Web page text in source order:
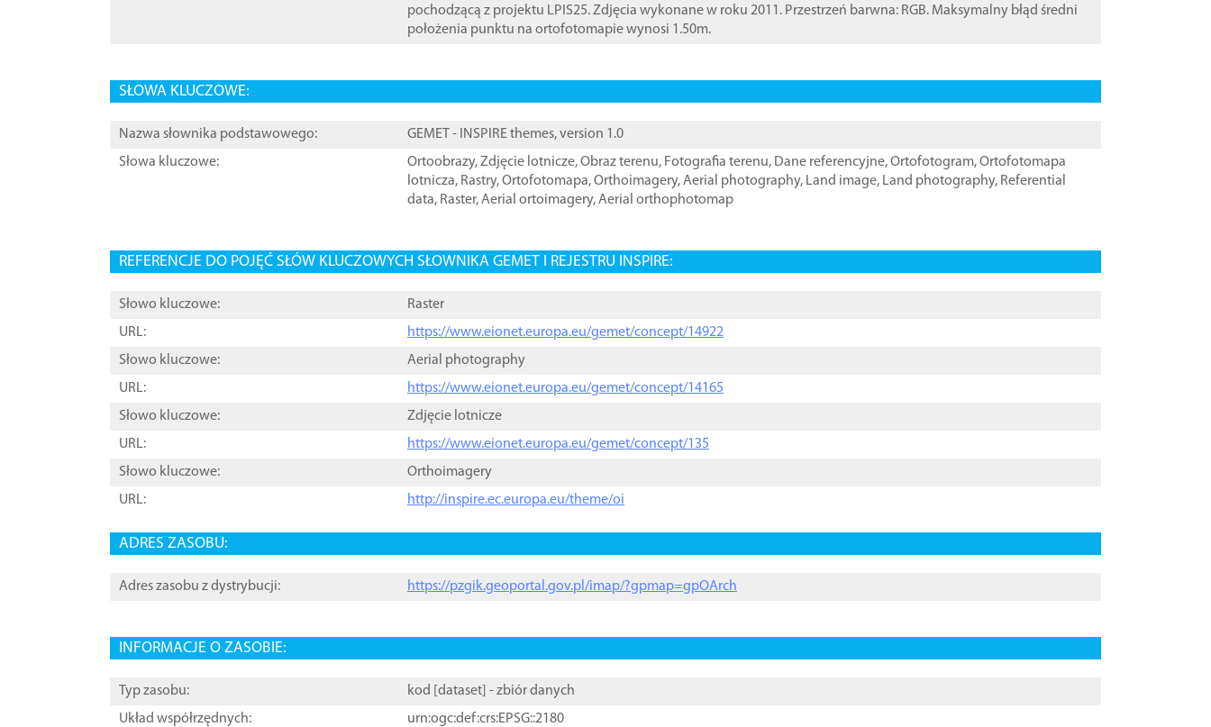
pochodzącą z projektu LPIS25. Zdjęcia wykonane w roku 2011. Przestrzeń barwna: RGB. Maksymalny błąd średni
położenia punktu na ortofotomapie wynosi 1.50m.
SŁOWA KLUCZOWE:
Nazwa słownika podstawowego:
GEMET - INSPIRE themes, version 1.0
Słowa kluczowe:
Ortoobrazy,Zdjęcie lotnicze,Obraz terenu, Fotografia terenu, Dane referencyjne,Ortofotogram,Ortofotomapa
lotnicza, Rastry,Ortofotomapa,Orthoimagery,Aerial photography, Land image, Land photography, Referential
data, Raster,Aerial ortoimagery,Aerial orthophotomap
REFERENCJE DO POJĘĆ SŁÓW KLUCZOWYCH SŁOWNIKA GEMET I REJESTRU INSPIRE:
Słowo kluczowe:
Raster
URL:
https://www.eionet.europa.eu/gemet/concept/14922
Słowo kluczowe:
Aerial photography
URL:
https://www.eionet.europa.eu/gemet/concept/14165
Słowo kluczowe:
Zdjęcie lotnicze
URL:
https://www.eionet.europa.eu/gemet/concept/135
Słowo kluczowe:
Orthoimagery
URL:
http://inspire.ec.europa.eu/theme/oi
ADRES ZASOBU:
Adres zasobu z dystrybucji: https://pzgik.geoportal.gov.pl/imap/?gpmap=gpOArch
INFORMACJE O ZASOBIE:
Typ zasobu: kod [ dataset ] - zbiór danych
Układ współrzędnych:
urn:ogc:def:crs:EPSG::2180